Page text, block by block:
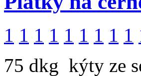
1 1 1 1 1 1 1 1 1
75 dkg kýty ze